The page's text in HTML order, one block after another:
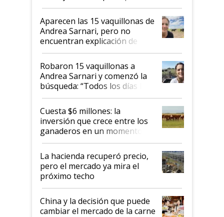
ser "para unos pocos": "Tenemos un
mandato muy claro del gobierno
nacional"
Aparecen las 15 vaquillonas de
Andrea Sarnari, pero no
encuentran explicación de
cómo llegaron allí
Robaron 15 vaquillonas a
Andrea Sarnari y comenzó la
búsqueda: “Todos los días le
toca a algún productor”
Cuesta $6 millones: la
inversión que crece entre los
ganaderos en un momento
histórico para la actividad
La hacienda recuperó precio,
pero el mercado ya mira el
próximo techo
China y la decisión que puede
cambiar el mercado de la carne